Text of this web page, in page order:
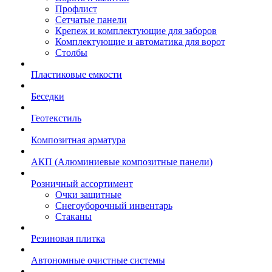
Профлист
Сетчатые панели
Крепеж и комплектующие для заборов
Комплектующие и автоматика для ворот
Столбы
Пластиковые емкости
Беседки
Геотекстиль
Композитная арматура
АКП (Алюминиевые композитные панели)
Розничный ассортимент
Очки защитные
Снегоуборочный инвентарь
Стаканы
Резиновая плитка
Автономные очистные системы